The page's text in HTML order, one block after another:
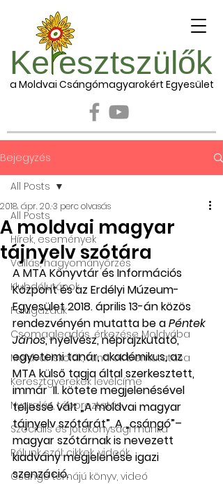
Ke esztszülők
a Moldvai Csángómagyarokért Egyesület
Bejegyzés
All Posts
Hírek, események
Vallás, hagyományőrzés
Klubdélutánok
Falugazdák
Csomagleadás, érkezése Moldvába
Moldvai iskolák, tanárok bemutatása
Keresztgyerekek levélcíme
Nyaralás, táboroztatás
Szociális és jótékonysági munka
Rólunk szól: cikkek, videók
Csángó témájú könyv, videó
All Posts
A moldvai magyar
tájnyelv szótára
2018. ápr. 20.3 perc olvasás
A MTA Könyvtár és Információs
Központ és az Erdélyi Múzeum-
Egyesület 2018. április 13-án közös
rendezvényén mutatta be a Péntek
János, nyelvész, néprajzkutató,
egyetemi tanár, akadémikus, az
MTA külső tagja által szerkesztett,
immár  II. kötete megjelenésével
teljessé vált „A moldvai magyar
tájnyelv szótárát”. A „csángó”–
magyar szótárnak is nevezett
kiadvány megjelenése igazi
szenzáció.